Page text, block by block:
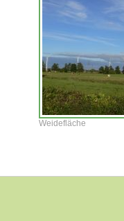
Weidefläche